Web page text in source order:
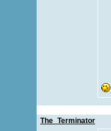
The_Terminator